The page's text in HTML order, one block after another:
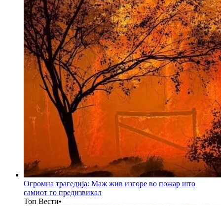
Огромна трагедија: Маж жив изгоре во пожар што
самиот го предизвикал
Топ Вести•